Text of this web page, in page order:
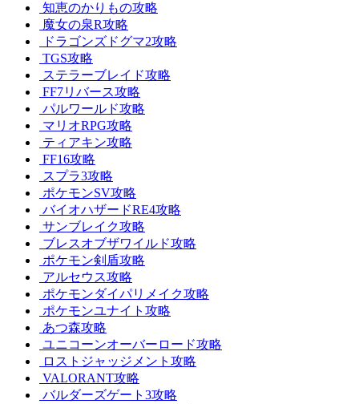
知恵のかりもの攻略
魔女の泉R攻略
ドラゴンズドグマ2攻略
TGS攻略
ステラーブレイド攻略
FF7リバース攻略
パルワールド攻略
マリオRPG攻略
ティアキン攻略
FF16攻略
スプラ3攻略
ポケモンSV攻略
バイオハザードRE4攻略
サンブレイク攻略
ブレスオブザワイルド攻略
ポケモン剣盾攻略
アルセウス攻略
ポケモンダイパリメイク攻略
ポケモンユナイト攻略
あつ森攻略
ユニコーンオーバーロード攻略
ロストジャッジメント攻略
VALORANT攻略
バルダーズゲート3攻略